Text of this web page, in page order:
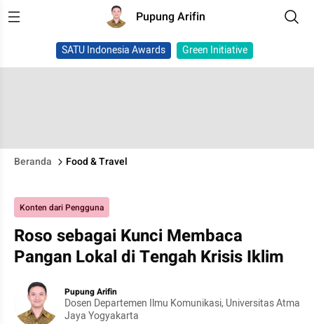
Pupung Arifin
SATU Indonesia Awards Green Initiative
Beranda Food & Travel
Konten dari Pengguna
Roso sebagai Kunci Membaca
Pangan Lokal di Tengah Krisis Iklim
Pupung Arifin
Dosen Departemen Ilmu Komunikasi, Universitas Atma
Jaya Yogyakarta